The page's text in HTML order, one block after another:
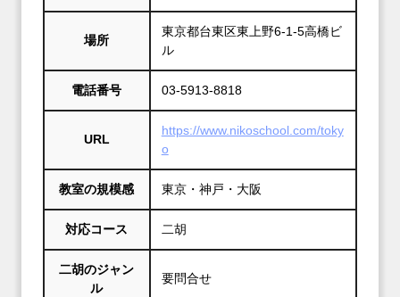
場所
東京都台東区東上野6‐1‐5高橋ビ
ル
電話番号 03‐5913‐8818
URL
https://www.nikoschool.com/toky
o
教室の規模感 東京・神戸・大阪
対応コース 二胡
二胡のジャン
ル
要問合せ